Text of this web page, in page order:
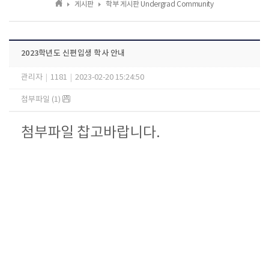
게시판 학부 게시판 Undergrad Community
2023학년도 신편입생 학사 안내
관리자 1181 2023-02-20 15:24:50
첨부파일 (1)
첨부파일 찹고바랍니다.